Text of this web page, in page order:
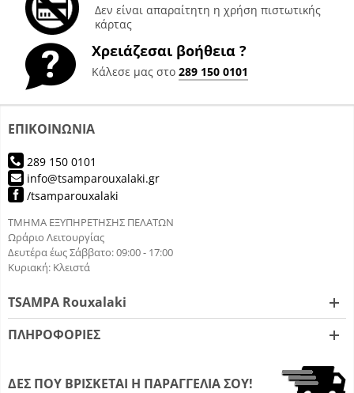
Δεν είναι απαραίτητη η χρήση πιστωτικής
κάρτας
Χρειάζεσαι βοήθεια ?
Κάλεσε μας στο289 150 0101
ΕΠΙΚΟΙΝΩΝΙΑ
289 150 0101
info@tsamparouxalaki.gr
/tsamparouxalaki
ΤΜΗΜΑ ΕΞΥΠΗΡΕΤΗΣΗΣ ΠΕΛΑΤΩΝ
Ωράριο Λειτουργίας
Δευτέρα έως Σάββατο: 09:00 - 17:00
Κυριακή: Κλειστά
TSAMPA Rouxalaki
ΠΛΗΡΟΦΟΡΙΕΣ
ΔΕΣ ΠΟΥ ΒΡΙΣΚΕΤΑΙ Η ΠΑΡΑΓΓΕΛΙΑ ΣΟΥ!